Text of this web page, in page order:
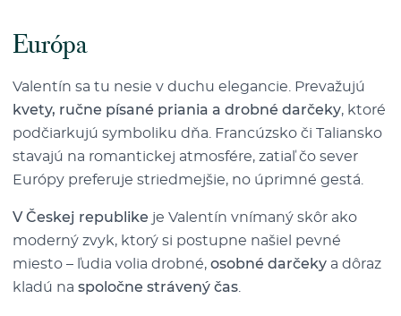
Európa
Valentín sa tu nesie v duchu elegancie. Prevažujú
kvety, ručne písané priania a drobné darčeky, ktoré
podčiarkujú symboliku dňa. Francúzsko či Taliansko
stavajú na romantickej atmosfére, zatiaľ čo sever
Európy preferuje striedmejšie, no úprimné gestá.
V Českej republike je Valentín vnímaný skôr ako
moderný zvyk, ktorý si postupne našiel pevné
miesto – ľudia volia drobné, osobné darčeky a dôraz
kladú na spoločne strávený čas